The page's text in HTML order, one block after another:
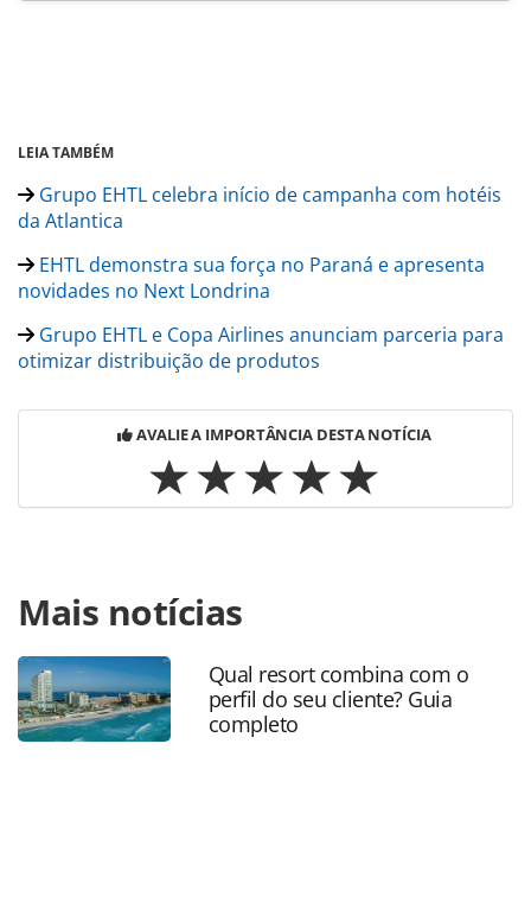
LEIA TAMBÉM
Grupo EHTL celebra início de campanha com hotéis
da Atlantica
EHTL demonstra sua força no Paraná e apresenta
novidades no Next Londrina
Grupo EHTL e Copa Airlines anunciam parceria para
otimizar distribuição de produtos
AVALIE A IMPORTÂNCIA DESTA NOTÍCIA
https://www.panrotas.com.br/mercado/operadoras/2025/
projeta-crescimento-de-30-em-vendas-em-2025-e-prepara-
divisao-de-incoming_217271.html ou as ferramentas
oferecidas na página. Todo o conteúdo produzido pela
PANROTAS Editora é protegido pela legislação brasileira
sobre direito autoral. Não reproduza o conteúdo sem
Mais notícias
Qual resort combina com o
perfil do seu cliente? Guia
completo